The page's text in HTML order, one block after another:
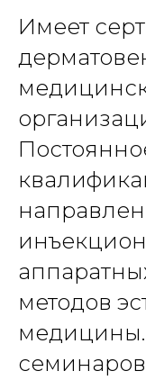
Имеет
методов
медицины.